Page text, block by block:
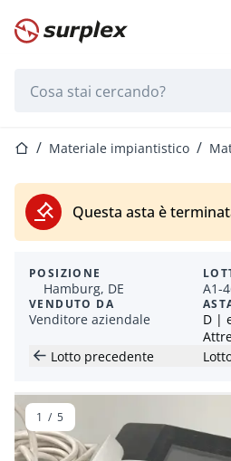
Home
Home Materiale impiantistico
Questa asta è
POSIZIONE
Hamburg, DE
VENDUTO DA
Venditore aziendale
A1-
D |
Lotto precedente
1 / 5